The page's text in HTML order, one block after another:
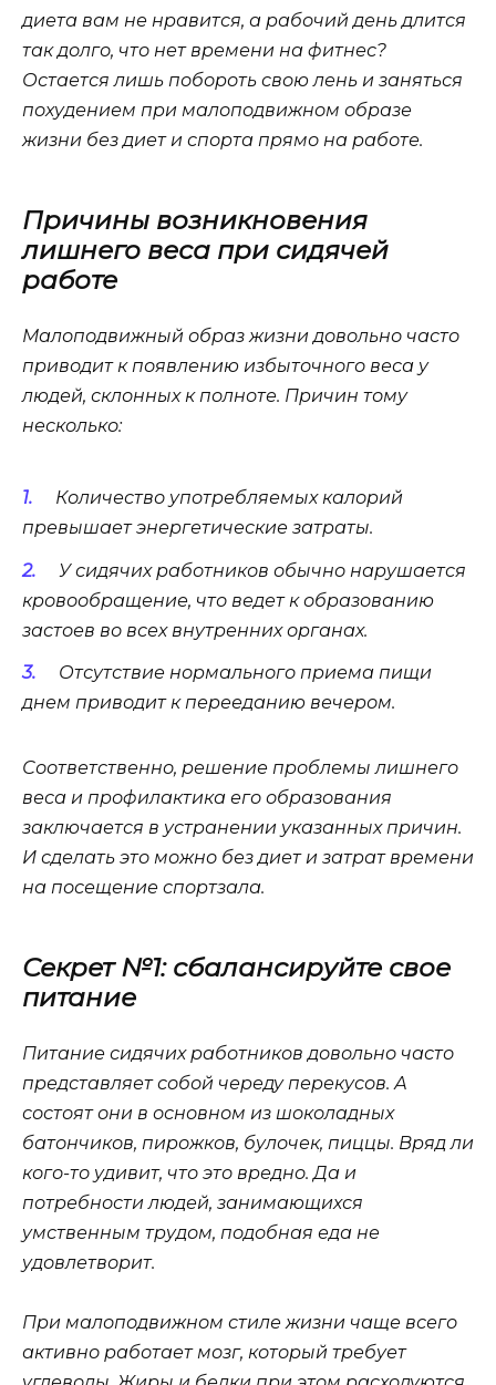
диета вам не нравится, а рабочий день длится
так долго, что нет времени на фитнес?
Остается лишь побороть свою лень и заняться
похудением при малоподвижном образе
жизни без диет и спорта прямо на работе.
Причины возникновения
лишнего веса при сидячей
работе
Малоподвижный образ жизни довольно часто
приводит к появлению избыточного веса у
людей, склонных к полноте. Причин тому
несколько:
Количество употребляемых калорий
превышает энергетические затраты.
У сидячих работников обычно нарушается
кровообращение, что ведет к образованию
застоев во всех внутренних органах.
Отсутствие нормального приема пищи
днем приводит к перееданию вечером.
Соответственно, решение проблемы лишнего
веса и профилактика его образования
заключается в устранении указанных причин.
И сделать это можно без диет и затрат времени
на посещение спортзала.
Секрет №1: сбалансируйте свое
питание
Питание сидячих работников довольно часто
представляет собой череду перекусов. А
состоят они в основном из шоколадных
батончиков, пирожков, булочек, пиццы. Вряд ли
кого-то удивит, что это вредно. Да и
потребности людей, занимающихся
умственным трудом, подобная еда не
удовлетворит.
При малоподвижном стиле жизни чаще всего
активно работает мозг, который требует